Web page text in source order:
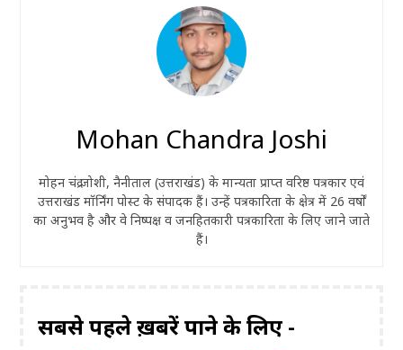
Mohan Chandra Joshi
मोहन चंद्र जोशी, नैनीताल (उत्तराखंड) के मान्यता प्राप्त वरिष्ठ पत्रकार एवं
उत्तराखंड मॉर्निंग पोस्ट के संपादक हैं। उन्हें पत्रकारिता के क्षेत्र में 26 वर्षों
का अनुभव है और वे निष्पक्ष व जनहितकारी पत्रकारिता के लिए जाने जाते
हैं।
सबसे पहले ख़बरें पाने के लिए -